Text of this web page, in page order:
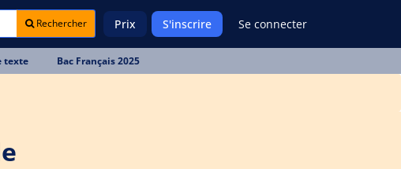
Rechercher Prix S'inscrire Se connecter
texte Bac Français 2025